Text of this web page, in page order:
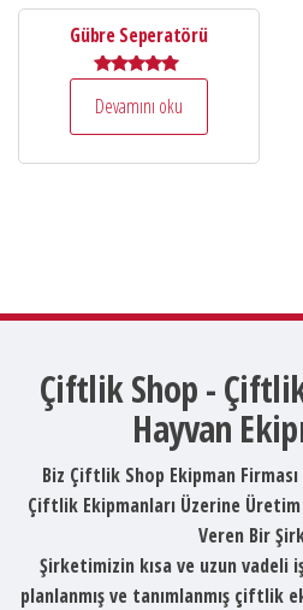
Gübre Seperatörü
5.00
oy aldı
Devamını oku
Çiftlik Shop -
Hayvan
Biz Çiftlik Shop Ekipman Firması
Çiftlik Ekipmanları Üzerine
Veren Bir
Şirketimizin kısa ve uzun vadeli
planlanmış ve tanımlanmış çiftlik